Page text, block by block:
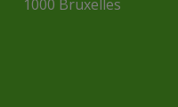
1000 Bruxelles